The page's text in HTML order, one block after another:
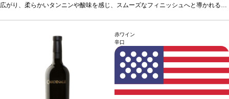
在庫切れの場合、在庫があり価格が同様の場合は自動的に次のヴィンテージに変更
広がり、柔らかいタンニンや酸味を感じ、スムーズなフィニッシュへと導かれる。
在庫切れの場合、在庫があり価格が同様の場合は自動的に次のヴィンテージに変更
されます、ご了承ください。
赤ワイン
辛口